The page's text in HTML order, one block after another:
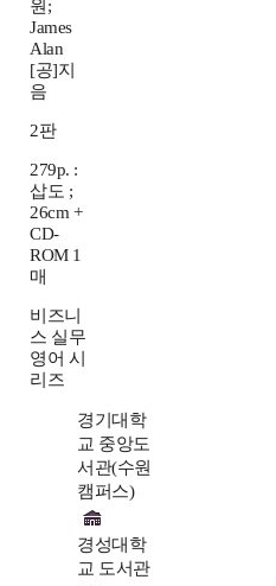
원;
James
Alan
[공]지
음
2판
279p. :
삽도 ;
26cm +
CD-
ROM 1
매
비즈니
스 실무
영어 시
리즈
경기대학
교 중앙도
서관(수원
캠퍼스)
경성대학
교 도서관